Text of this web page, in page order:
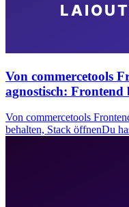
Von commercetools
agnostisch: Frontend
Von commercetools
behalten, Stack öffnenDu